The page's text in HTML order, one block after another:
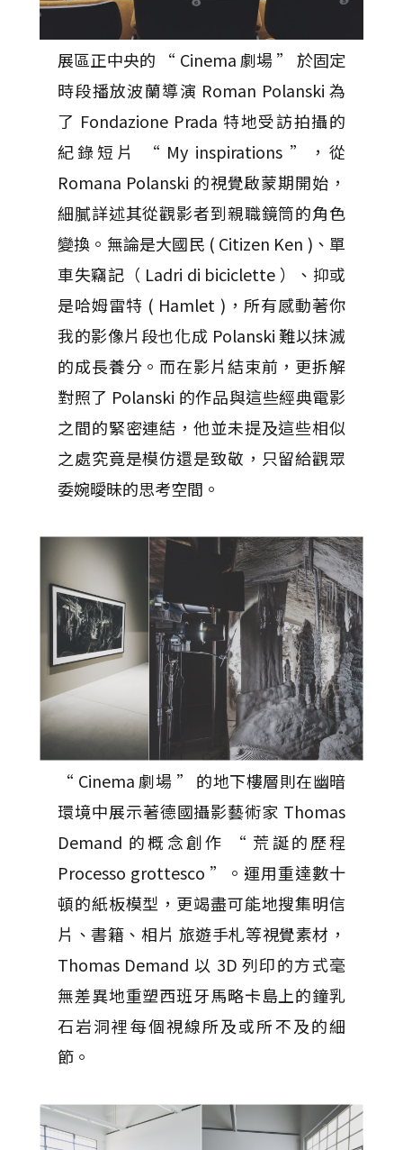
展區正中央的 “ Cinema 劇場 ” 於固定
時段播放波蘭導演 Roman Polanski 為
了 Fondazione Prada 特地受訪拍攝的
紀錄短片 “ My inspirations ”，從
Romana Polanski 的視覺啟蒙期開始，
細膩詳述其從觀影者到親職鏡筒的角色
變換。無論是大國民 ( Citizen Ken )、單
車失竊記（ Ladri di biciclette ）、抑或
是哈姆雷特 ( Hamlet )，所有感動著你
我的影像片段也化成 Polanski 難以抹滅
的成長養分。而在影片結束前，更拆解
對照了 Polanski 的作品與這些經典電影
之間的緊密連結，他並未提及這些相似
之處究竟是模仿還是致敬，只留給觀眾
委婉曖昧的思考空間。
“ Cinema 劇場 ” 的地下樓層則在幽暗
環境中展示著德國攝影藝術家 Thomas
Demand 的概念創作 “ 荒誕的歷程
Processo grottesco ”。運用重達數十
頓的紙板模型，更竭盡可能地搜集明信
片、書籍、相片 旅遊手札等視覺素材，
Thomas Demand 以 3D 列印的方式毫
無差異地重塑西班牙馬略卡島上的鐘乳
石岩洞裡每個視線所及或所不及的細
節。